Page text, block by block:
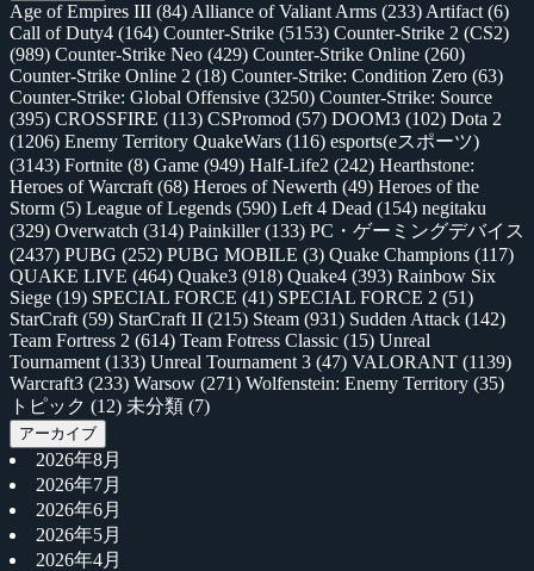
Age of Empires III (84) Alliance of Valiant Arms (233) Artifact (6)
Call of Duty4 (164) Counter-Strike (5153) Counter-Strike 2 (CS2)
(989) Counter-Strike Neo (429) Counter-Strike Online (260)
Counter-Strike Online 2 (18) Counter-Strike: Condition Zero (63)
Counter-Strike: Global Offensive (3250) Counter-Strike: Source
(395) CROSSFIRE (113) CSPromod (57) DOOM3 (102) Dota 2
(1206) Enemy Territory QuakeWars (116) esports(eスポーツ)
(3143) Fortnite (8) Game (949) Half-Life2 (242) Hearthstone:
Heroes of Warcraft (68) Heroes of Newerth (49) Heroes of the
Storm (5) League of Legends (590) Left 4 Dead (154) negitaku
(329) Overwatch (314) Painkiller(133) PC・ゲーミングデバイス
(2437) PUBG (252) PUBG MOBILE (3) Quake Champions (117)
QUAKE LIVE (464) Quake3 (918) Quake4 (393) Rainbow Six
Siege (19) SPECIAL FORCE (41) SPECIAL FORCE 2 (51)
StarCraft (59) StarCraft II (215) Steam (931) Sudden Attack (142)
Team Fortress 2 (614) Team Fotress Classic (15) Unreal
Tournament (133) Unreal Tournament 3 (47) VALORANT (1139)
Warcraft3 (233) Warsow (271) Wolfenstein: Enemy Territory (35)
トピック (12) 未分類 (7)
アーカイブ
2026年8月
2026年7月
2026年6月
2026年5月
2026年4月